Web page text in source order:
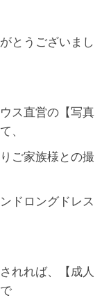
とうございまし
ス直営の【写真
、
ご家族様との撮
ドロングドレス
れれば、【成人